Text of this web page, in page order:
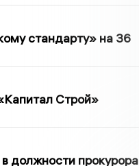
стандарту» на 36
Строй»
должности прокурора